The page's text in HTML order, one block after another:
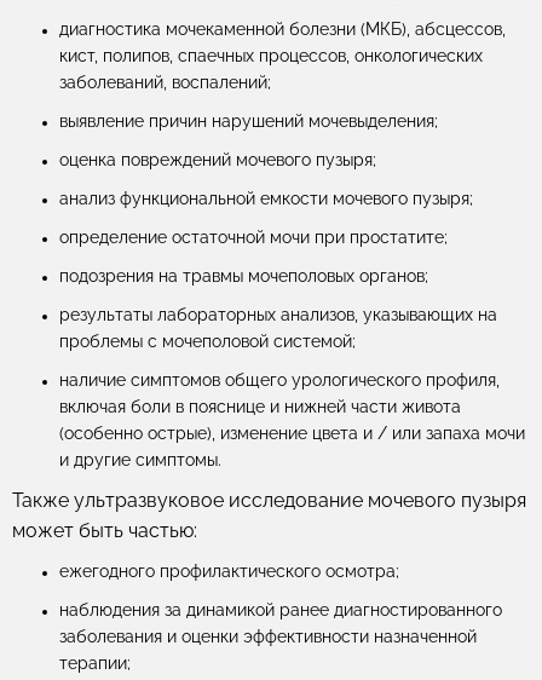
диагностика мочекаменной болезни (МКБ), абсцессов,
кист, полипов, спаечных процессов, онкологических
заболеваний, воспалений;
выявление причин нарушений мочевыделения;
оценка повреждений мочевого пузыря;
анализ функциональной емкости мочевого пузыря;
определение остаточной мочи при простатите;
подозрения на травмы мочеполовых органов;
результаты лабораторных анализов, указывающих на
проблемы с мочеполовой системой;
наличие симптомов общего урологического профиля,
включая боли в пояснице и нижней части живота
(особенно острые), изменение цвета и / или запаха мочи
и другие симптомы.
Также ультразвуковое исследование мочевого пузыря
может быть частью:
ежегодного профилактического осмотра;
наблюдения за динамикой ранее диагностированного
заболевания и оценки эффективности назначенной
терапии;